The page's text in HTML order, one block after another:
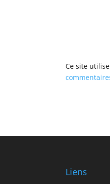
Ce site
Liens